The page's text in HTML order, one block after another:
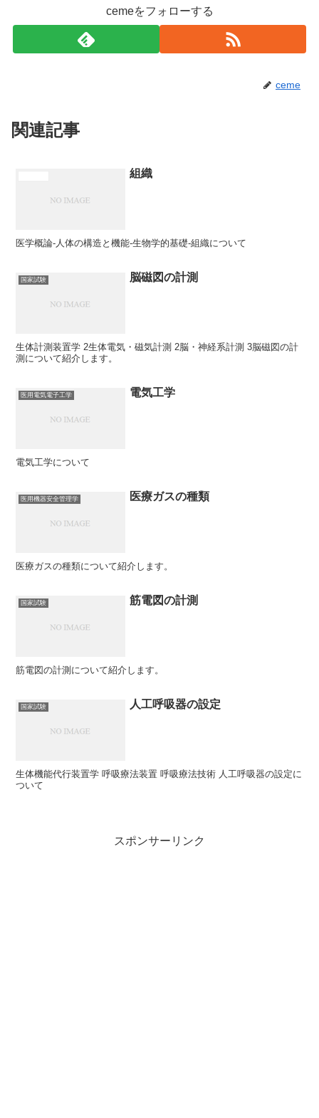
cemeをフォローする
ceme
関連記事
組織
医学概論-人体の構造と機能-生物学的基礎-組織について
国家試験 脳磁図の計測
生体計測装置学 2生体電気・磁気計測 2脳・神経系計測 3脳磁図の計
測について紹介します。
医用電気電子工学 電気工学
電気工学について
医用機器安全管理学 医療ガスの種類
医療ガスの種類について紹介します。
国家試験 筋電図の計測
筋電図の計測について紹介します。
国家試験 人工呼吸器の設定
生体機能代行装置学 呼吸療法装置 呼吸療法技術 人工呼吸器の設定に
ついて
スポンサーリンク